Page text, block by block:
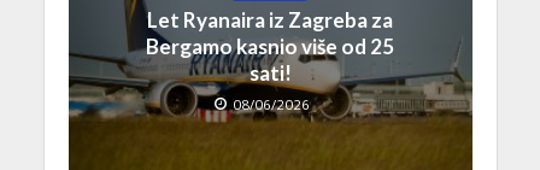
Let Ryanaira iz Zagreba za
Bergamo kasnio više od 25
sati!
08/06/2026